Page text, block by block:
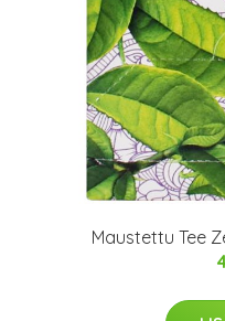
Maustettu Tee